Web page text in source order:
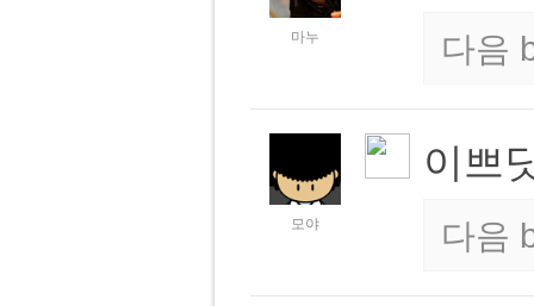
마누 다음
모야
이쁘
다음